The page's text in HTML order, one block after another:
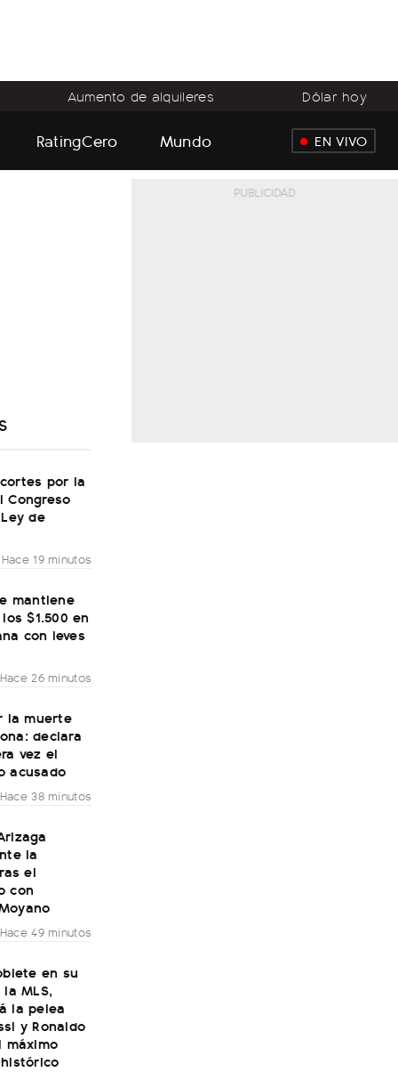
Aumento de alquileres Dólar hoy
RatingCero Mundo EN VIVO
por la
Congreso
de
Hace 19 minutos
mantiene
$1.500 en
con leves
Hace 26 minutos
la muerte
declara
vez el
acusado
Hace 38 minutos
la
el
con
Hace 49 minutos
en su
MLS,
la pelea
y Ronaldo
máximo